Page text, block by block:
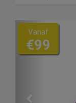
Previous
Vanaf
€99